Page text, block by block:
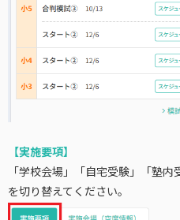
【実施要項】
「学校会場」「自宅受験」「塾
を切り替えてください。